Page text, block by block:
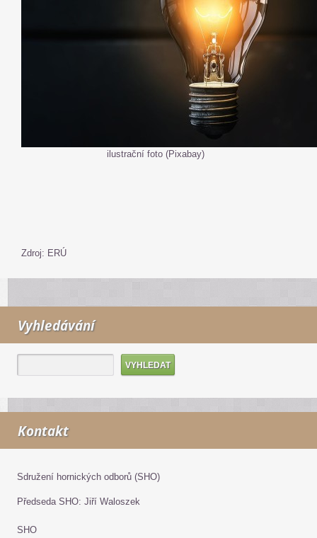
ilustrační foto (Pixabay)
Zdroj: ERÚ
Vyhledávání
Kontakt
Sdružení hornických odborů (SHO)
Předseda SHO: Jiří Waloszek
SHO